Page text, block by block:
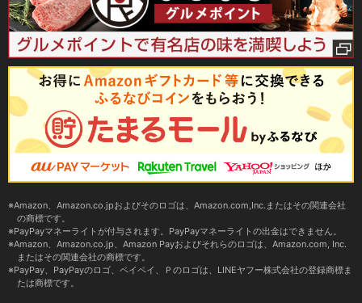
Amazon、Amazon.co.jpおよびそのロゴは、Amazon.com,Inc.またはその関連会社
の商標です。
PayPayマネーライトが付与されます。PayPayマネーライトの出金はできません。
Amazon、Amazon.co.jp、Amazon Payおよびそれらのロゴは、Amazon.com, Inc.
またはその関連会社の商標です。
PayPay、PayPayのロゴ、ペイペイ、Ｐのロゴは、LINEヤフー株式会社の登録商標ま
たは商標です。